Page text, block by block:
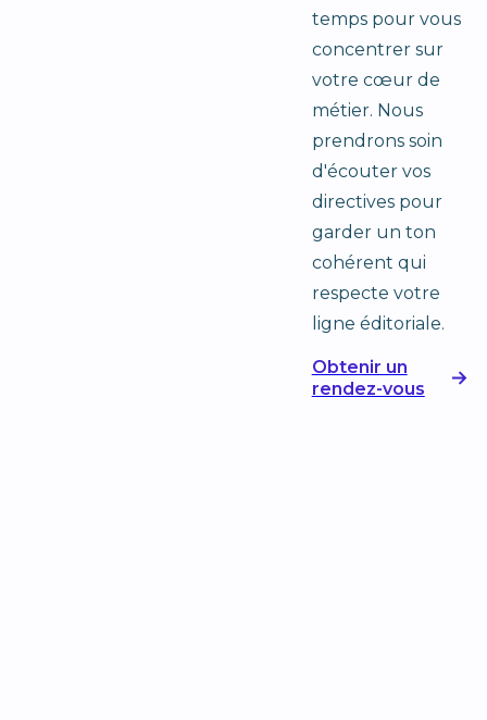
temps pour vous
concentrer sur
votre cœur de
métier. Nous
prendrons soin
d'écouter vos
directives pour
garder un ton
cohérent qui
respecte votre
ligne éditoriale.
Obtenir un
rendez-vous